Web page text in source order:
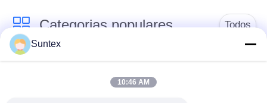
Categorias populares Todos
tela revestida da fibra
Fogo - tela resistente
da fibra de vidro
Suntex
10:46 AM